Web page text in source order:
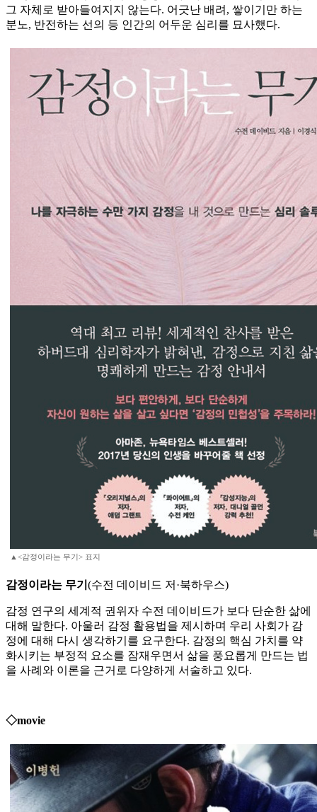
그 자체로 받아들여지지 않는다. 어긋난 배려, 쌓이기만 하는
분노, 반전하는 선의 등 인간의 어두운 심리를 묘사했다.
▲<감정이라는 무기> 표지
감정이라는 무기 (수전 데이비드 저·북하우스)
감정 연구의 세계적 권위자 수전 데이비드가 보다 단순한 삶에
대해 말한다. 아울러 감정 활용법을 제시하며 우리 사회가 감
정에 대해 다시 생각하기를 요구한다. 감정의 핵심 가치를 약
화시키는 부정적 요소를 잠재우면서 삶을 풍요롭게 만드는 법
을 사례와 이론을 근거로 다양하게 서술하고 있다.
◇movie